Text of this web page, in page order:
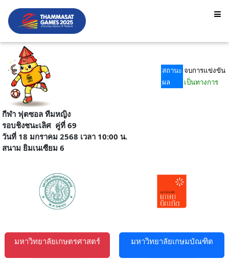
สถานะ จบการแข่งขัน
ผล
เป็นทางการ
กีฬา ฟุตซอล ทีมหญิง
รอบชิงชนะเลิศคู่ที่ 69
วันที่ 18 มกราคม 2568 เวลา 10:00 น.
สนาม ยิมเนเซียม 6
มหาวิทยาลัยเกษตรศาสตร์ มหาวิทยาลัยเกษมบัณฑิต